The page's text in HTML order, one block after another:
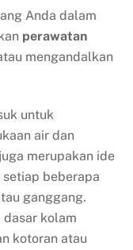
Anda dalam
perawatan
mengandalkan
untuk
air dan
merupakan ide
beberapa
ganggang.
dasar kolam
kotoran atau